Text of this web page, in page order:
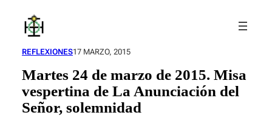
contenido
REFLEXIONES17 MARZO, 2015
Martes 24 de marzo de 2015. Misa
vespertina de La Anunciación del
Señor, solemnidad